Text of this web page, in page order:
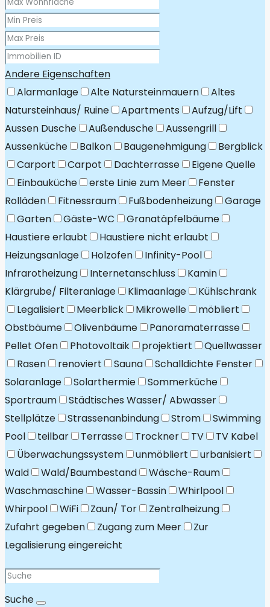
Andere Eigenschaften
Alarmanlage
Alte Natursteinmauern
Altes
Natursteinhaus/ Ruine
Apartments
Aufzug/Lift
Aussen Dusche
Außendusche
Aussengrill
Aussenküche
Balkon Baugenehmigung
Bergblick
Carport
Carpot Dachterrasse
Eigene Quelle
Einbauküche
erste Linie zum Meer
Fenster
Rolläden
Fitnessraum Fußbodenheizung
Garage
Garten
Gäste-WC
Granatäpfelbäume
Haustiere erlaubt
Haustiere nicht erlaubt
Heizungsanlage
Holzofen
Infinity-Pool
Infrarotheizung
Internetanschluss
Kamin
Klärgrube/ Filteranlage
Klimaanlage
Kühlschrank
Legalisiert
Meerblick Mikrowelle
möbliert
Obstbäume
Olivenbäume
Panoramaterrasse
Pellet Ofen
Photovoltaik projektiert
Quellwasser
Rasen
renoviert Sauna
Schalldichte Fenster
Solaranlage
Solarthermie
Sommerküche
Sportraum
Städtisches Wasser/ Abwasser
Stellplätze
Strassenanbindung Strom
Swimming
Pool
teilbar Terrasse Trockner TV
TV Kabel
Überwachungssystem
unmöbliert
urbanisiert
Wald
Wald/Baumbestand
Wäsche-Raum
Waschmaschine
Wasser-Bassin
Whirlpool
Whirpool
WiFi Zaun/ Tor
Zentralheizung
Zufahrt gegeben
Zugang zum Meer
Zur
Legalisierung eingereicht
Suche